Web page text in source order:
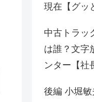
現在【グッ
中古トラッ
は誰？文字
ンター【社
後編 小堀